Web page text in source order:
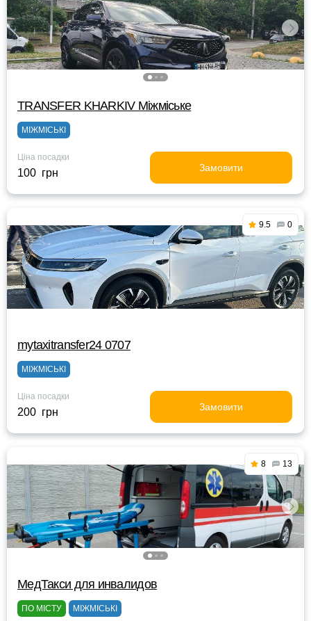
TRANSFER KHARKIV Міжміське
МІЖМІСЬКІ
Ціна посадки
100 грн Замовити
9.5 0
mytaxitransfer24 0707
МІЖМІСЬКІ
Ціна посадки
200 грн Замовити
8 13
МедТакси для инвалидов
ПО МІСТУ МІЖМІСЬКІ